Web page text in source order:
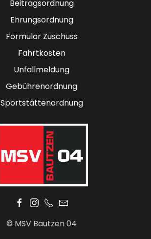
Beitragsordnung
Ehrungsordnung
Formular Zuschuss
Fahrtkosten
Unfallmeldung
Gebührenordnung
Sportstättenordnung
© MSV Bautzen 04